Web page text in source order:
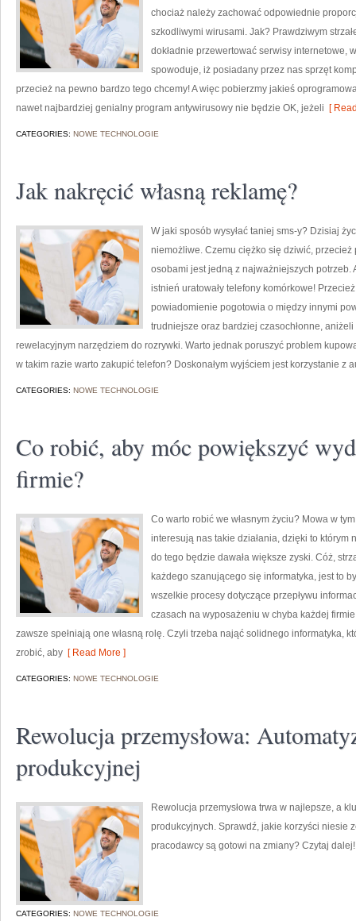
chociaż należy zachować odpowiednie
szkodliwymi wirusami. Jak? Prawdziwym
dokładnie przewertować serwisy internetowe,
spowoduje, iż posiadany przez nas sprzęt
przecież na pewno bardzo tego chcemy! A więc pobierzmy jakieś
nawet najbardziej genialny program antywirusowy nie będzie OK, jeżeli [
CATEGORIES: NOWE TECHNOLOGIE
Jak nakręcić własną reklamę?
W jaki sposób wysyłać taniej sms-y? Dzisiaj
niemożliwe. Czemu ciężko się dziwić,
osobami jest jedną z najważniejszych potrzeb.
istnień uratowały telefony komórkowe!
powiadomienie pogotowia o między innymi
trudniejsze oraz bardziej czasochłonne,
rewelacyjnym narzędziem do rozrywki. Warto jednak poruszyć problem
w takim razie warto zakupić telefon? Doskonałym wyjściem jest korzystanie z
CATEGORIES: NOWE TECHNOLOGIE
Co robić, aby móc powiększyć
firmie?
Co warto robić we własnym życiu? Mowa w
interesują nas takie działania, dzięki to
do tego będzie dawała większe zyski. Cóż,
każdego szanującego się informatyka, jest to
wszelkie procesy dotyczące przepływu
czasach na wyposażeniu w chyba każdej
zawsze spełniają one własną rolę. Czyli trzeba nająć solidnego informatyka,
zrobić, aby [ Read More ]
CATEGORIES: NOWE TECHNOLOGIE
Rewolucja przemysłowa:
produkcyjnej
Rewolucja przemysłowa trwa w najlepsze, a
produkcyjnych. Sprawdź, jakie korzyści niesie
pracodawcy są gotowi na zmiany? Czytaj dalej!
CATEGORIES: NOWE TECHNOLOGIE